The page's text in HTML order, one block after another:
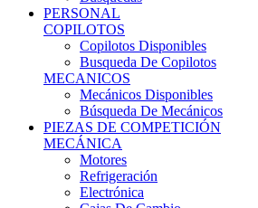
PERSONAL
COPILOTOS
Copilotos Disponibles
Busqueda De Copilotos
MECANICOS
Mecánicos Disponibles
Búsqueda De Mecánicos
PIEZAS DE COMPETICIÓN
MECÁNICA
Motores
Refrigeración
Electrónica